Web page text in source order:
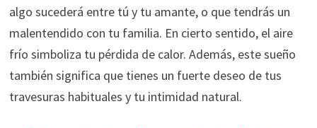
algo sucederá entre tú y tu amante, o que tendrás un
malentendido con tu familia. En cierto sentido, el aire
frío simboliza tu pérdida de calor. Además, este sueño
también significa que tienes un fuerte deseo de tus
travesuras habituales y tu intimidad natural.